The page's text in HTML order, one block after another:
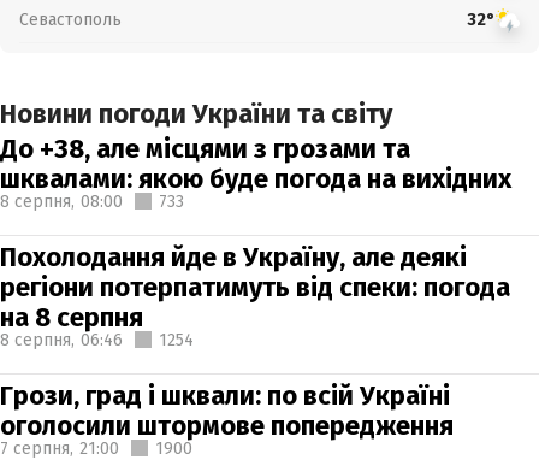
Севастополь 32°
Новини погоди України та світу
До +38, але місцями з грозами та
шквалами: якою буде погода на вихідних
8 серпня, 08:00 733
Похолодання йде в Україну, але деякі
регіони потерпатимуть від спеки: погода
на 8 серпня
8 серпня, 06:46 1254
Грози, град і шквали: по всій Україні
оголосили штормове попередження
7 серпня, 21:00 1900